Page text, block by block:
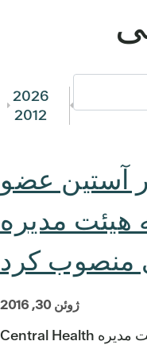
2026
2012
آستین عضو
هیئت مدیره
منصوب کرد
ژوئن 30, 2016
شورای شهر آستین عضو جدید هیئت مدیره Central Health